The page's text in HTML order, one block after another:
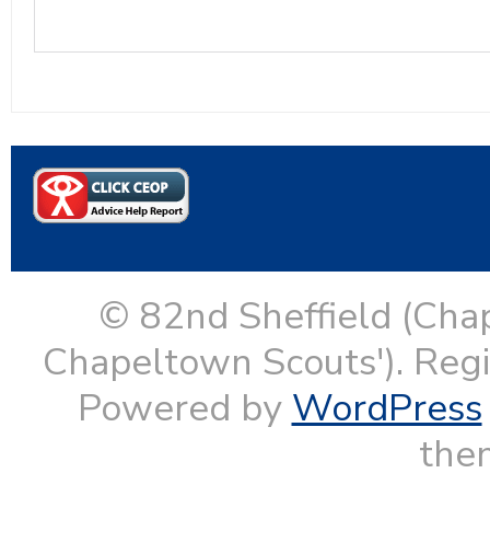
© 82nd Sheffield
Chapeltown Scouts').
Powered by WordPress